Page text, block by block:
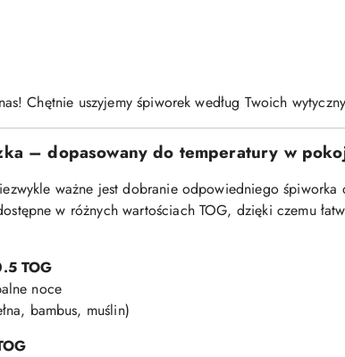
Chętnie uszyjemy śpiworek według Twoich
– dopasowany do temperatury w
ważne jest dobranie odpowiedniego śpiworka
w różnych wartościach TOG, dzięki czemu
TOG
noce
bambus, muślin)